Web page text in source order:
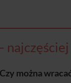
Czy można